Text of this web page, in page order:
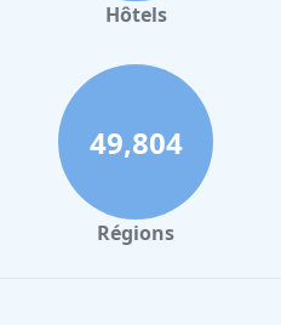
Hôtels
49,804
Régions